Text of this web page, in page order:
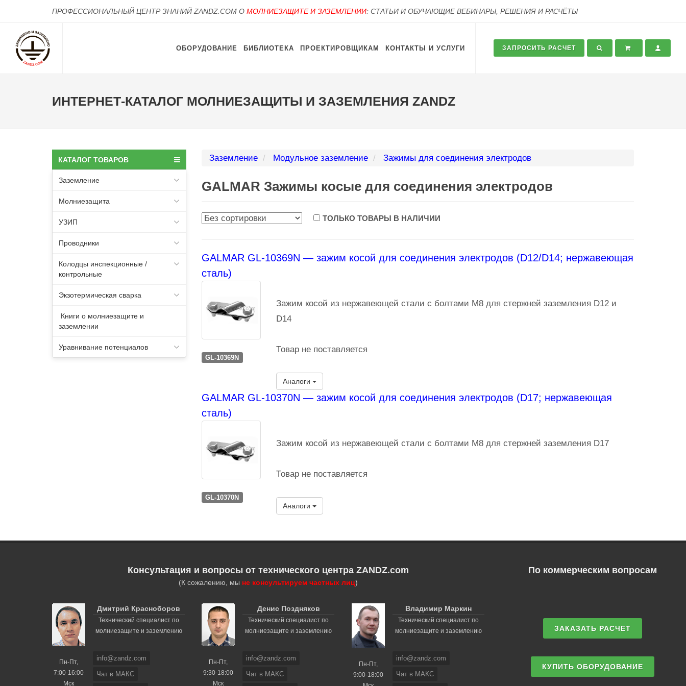
ПРОФЕССИОНАЛЬНЫЙ ЦЕНТР ЗНАНИЙ ZANDZ.COM О МОЛНИЕЗАЩИТЕ И ЗАЗЕМЛЕНИИ: СТАТЬИ И ОБУЧАЮЩИЕ ВЕБИНАРЫ, РЕШЕНИЯ И РАСЧЁТЫ
ОБОРУДОВАНИЕ БИБЛИОТЕКА ПРОЕКТИРОВЩИКАМ КОНТАКТЫ И УСЛУГИ ЗАПРОСИТЬ РАСЧЕТ
ИНТЕРНЕТ-КАТАЛОГ МОЛНИЕЗАЩИТЫ И ЗАЗЕМЛЕНИЯ ZANDZ
КАТАЛОГ ТОВАРОВ
Заземление
Молниезащита
УЗИП
Проводники
Колодцы инспекционные /
контрольные
Экзотермическая сварка
Книги о молниезащите и
заземлении
Уравнивание потенциалов
Заземление Модульное заземление Зажимы для соединения электродов
GALMAR Зажимы косые для соединения электродов
ТОЛЬКО ТОВАРЫ В НАЛИЧИИ
GALMAR GL-10369N — зажим косой для соединения электродов (D12/D14; нержавеющая
сталь)
GL-10369N
Зажим косой из нержавеющей стали с болтами M8 для стержней заземления D12 и
D14
Товар не поставляется
Аналоги
GALMAR GL-10370N — зажим косой для соединения электродов (D17; нержавеющая
сталь)
GL-10370N
Зажим косой из нержавеющей стали с болтами M8 для стержней заземления D17
Товар не поставляется
Аналоги
Консультация и вопросы от технического центра ZANDZ.com
(К сожалению, мы не консультируем частных лиц)
Пн-Пт,
7:00-16:00
Мск
Дмитрий Красноборов
Технический специалист по
молниезащите и заземлению
info@zandz.com
Чат в МАКС
Пн-Пт,
9:30-18:00
Мск
Денис Поздняков
Технический специалист по
молниезащите и заземлению
info@zandz.com
Чат в МАКС
Пн-Пт,
9:00-18:00
Владимир Маркин
Технический специалист по
молниезащите и заземлению
info@zandz.com
Чат в МАКС
По коммерческим вопросам
ЗАКАЗАТЬ РАСЧЕТ
КУПИТЬ ОБОРУДОВАНИЕ